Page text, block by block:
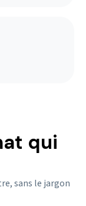
qui
sans le jargon